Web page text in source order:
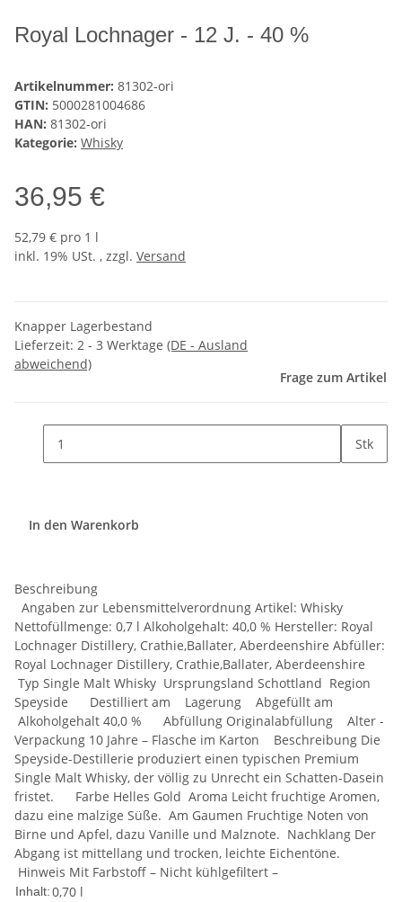
Royal Lochnager - 12 J. - 40 %
Artikelnummer: 81302-ori
GTIN: 5000281004686
HAN: 81302-ori
Kategorie: Whisky
36,95 €
52,79 € pro 1 l
inkl. 19% USt. , zzgl. Versand
Knapper Lagerbestand
Lieferzeit: 2 - 3 Werktage (DE - Ausland
abweichend)
Frage zum Artikel
Stk
In den Warenkorb
Beschreibung
Angaben zur Lebensmittelverordnung Artikel: Whisky
Nettofüllmenge: 0,7 l Alkoholgehalt: 40,0 % Hersteller: Royal
Lochnager Distillery, Crathie,Ballater, Aberdeenshire Abfüller:
Royal Lochnager Distillery, Crathie,Ballater, Aberdeenshire
Typ Single Malt Whisky Ursprungsland Schottland Region
Speyside Destilliert am Lagerung Abgefüllt am
Alkoholgehalt 40,0 % Abfüllung Originalabfüllung Alter -
Verpackung 10 Jahre – Flasche im Karton Beschreibung Die
Speyside-Destillerie produziert einen typischen Premium
Single Malt Whisky, der völlig zu Unrecht ein Schatten-Dasein
fristet. Farbe Helles Gold Aroma Leicht fruchtige Aromen,
dazu eine malzige Süße. Am Gaumen Fruchtige Noten von
Birne und Apfel, dazu Vanille und Malznote. Nachklang Der
Abgang ist mittellang und trocken, leichte Eichentöne.
Hinweis Mit Farbstoff – Nicht kühlgefiltert –
Inhalt:0,70 l